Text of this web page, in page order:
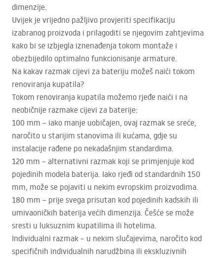
dimenzije.
Uvijek je vrijedno pažljivo provjeriti specifikaciju
izabranog proizvoda i prilagoditi se njegovim zahtjevima
kako bi se izbjegla iznenađenja tokom montaže i
obezbijedilo optimalno funkcionisanje armature.
Na kakav razmak cijevi za bateriju možeš naići tokom
renoviranja kupatila?
Tokom renoviranja kupatila možemo rjeđe naići i na
neobičnije razmake cijevi za baterije:
100 mm – iako manje uobičajen, ovaj razmak se sreće,
naročito u starijim stanovima ili kućama, gdje su
instalacije rađene po nekadašnjim standardima.
120 mm – alternativni razmak koji se primjenjuje kod
pojedinih modela baterija. Iako rjeđi od standardnih 150
mm, može se pojaviti u nekim evropskim proizvodima.
180 mm – prije svega prisutan kod pojedinih kadskih ili
umivaoničkih baterija većih dimenzija. Češće se može
sresti u luksuznim kupatilima ili hotelima.
Individualni razmak – u nekim slučajevima, naročito kod
specifičnih individualnih narudžbina ili ekskluzivnih